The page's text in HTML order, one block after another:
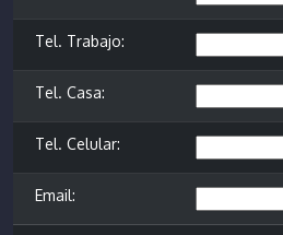
Tel. Trabajo:
Tel. Casa:
Tel. Celular:
Email: